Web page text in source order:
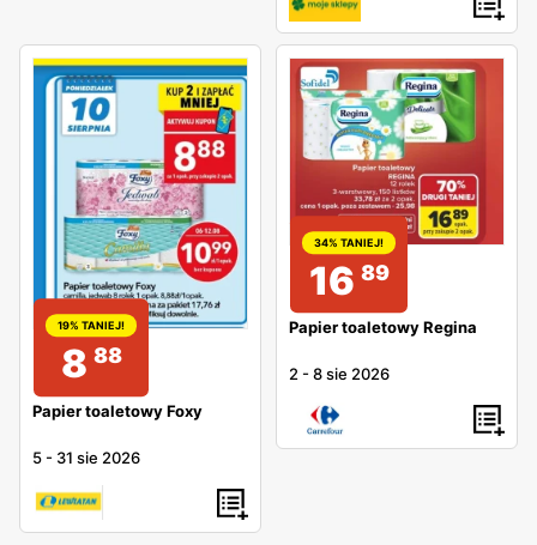
19% TANIEJ!
8 88
Papier toaletowy Foxy
5 - 31 sie 2026
34% TANIEJ!
16 89
Papier toaletowy Regina
2 -8 sie 2026